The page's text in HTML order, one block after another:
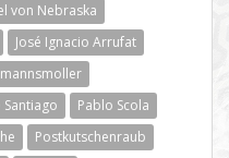
von Nebraska
José Ignacio Arrufat
Pablo Scola
Postkutschenraub